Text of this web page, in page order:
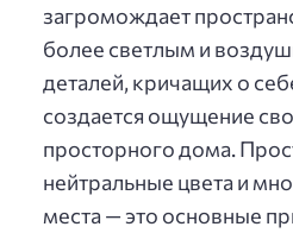
загромождает
более светлым и
деталей, кричащих о
создается ощущение
просторного дома.
нейтральные цвета и
места — это основные